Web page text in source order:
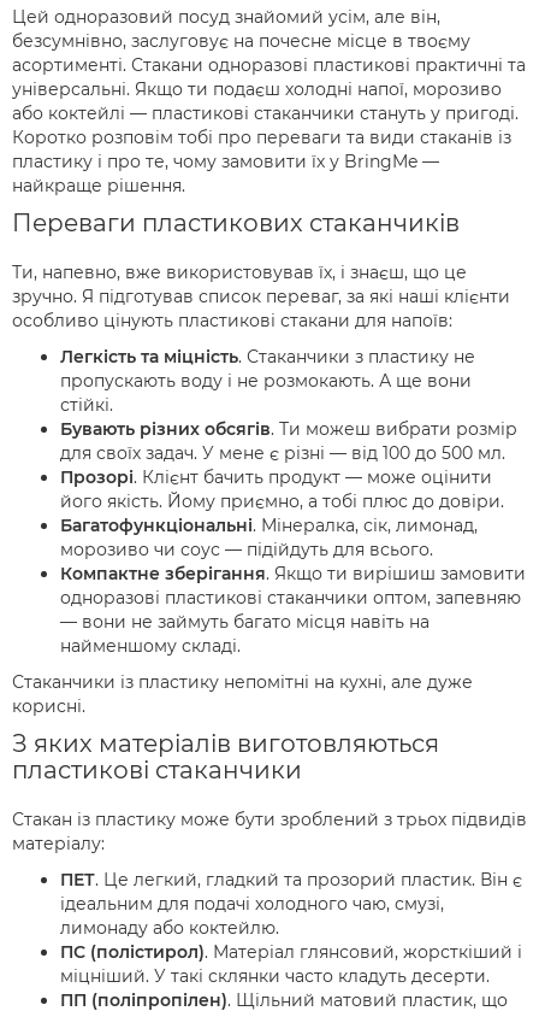
Цей одноразовий посуд знайомий усім, але він,
безсумнівно, заслуговує на почесне місце в твоєму
асортименті. Стакани одноразові пластикові практичні та
універсальні. Якщо ти подаєш холодні напої, морозиво
або коктейлі — пластикові стаканчики стануть у пригоді.
Коротко розповім тобі про переваги та види стаканів із
пластику і про те, чому замовити їх у BringMe —
найкраще рішення.
Переваги пластикових стаканчиків
Ти, напевно, вже використовував їх, і знаєш, що це
зручно. Я підготував список переваг, за які наші клієнти
особливо цінують пластикові стакани для напоїв:
Легкість та міцність. Стаканчики з пластику не
пропускають воду і не розмокають. А ще вони
стійкі.
Бувають різних обсягів. Ти можеш вибрати розмір
для своїх задач. У мене є різні — від 100 до 500 мл.
Прозорі. Клієнт бачить продукт — може оцінити
його якість. Йому приємно, а тобі плюс до довіри.
Багатофункціональні. Мінералка, сік, лимонад,
морозиво чи соус — підійдуть для всього.
Компактне зберігання. Якщо ти вирішиш замовити
одноразові пластикові стаканчики оптом, запевняю
— вони не займуть багато місця навіть на
найменшому складі.
Стаканчики із пластику непомітні на кухні, але дуже
корисні.
З яких матеріалів виготовляються
пластикові стаканчики
Стакан із пластику може бути зроблений з трьох підвидів
матеріалу:
ПЕТ. Це легкий, гладкий та прозорий пластик. Він є
ідеальним для подачі холодного чаю, смузі,
лимонаду або коктейлю.
ПС (полістирол). Матеріал глянсовий, жорсткіший і
міцніший. У такі склянки часто кладуть десерти.
ПП (поліпропілен). Щільний матовий пластик, що